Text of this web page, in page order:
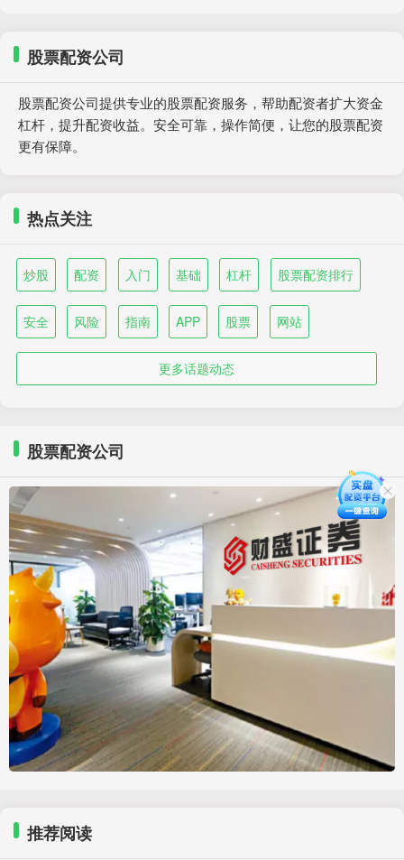
股票配资公司
股票配资公司提供专业的股票配资服务，帮助配资者扩大资金
杠杆，提升配资收益。安全可靠，操作简便，让您的股票配资
更有保障。
热点关注
炒股 配资 入门 基础 杠杆 股票配资排行
安全 风险 指南 APP 股票 网站
更多话题动态
股票配资公司
推荐阅读